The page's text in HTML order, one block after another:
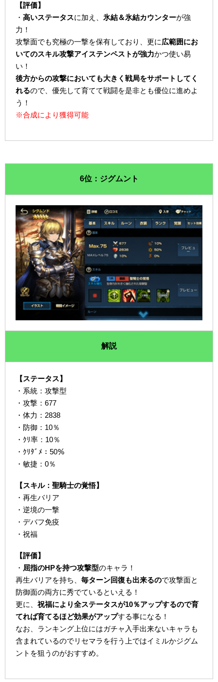
【評価】
・高いステータスに加え、 氷結＆氷結カウンターが強
力！
攻撃面でも究極の一撃を保有しており、更に広範囲にお
いてのスキル攻撃アイステンペストが強力かつ使い易
い！
後方からの攻撃においても大きく戦局をサポートしてく
れるので、優先して育てて戦闘を是非とも優位に進めよ
う！
※合成により獲得可能
6位：ジグムント
解説
【ステータス】
・系統：攻撃型
・攻撃：677
・体力：2838
・防御：10％
・ｸﾘ率：10％
・ｸﾘﾀﾞﾒ：50％
・敏捷：0％
【スキル：聖騎士の覚悟】
・再生バリア
・逆境の一撃
・デバフ免疫
・祝福
【評価】
・ 屈指のHPを持つ攻撃型のキャラ！
再生バリアを持ち、毎ターン回復も出来るので攻撃面と
防御面の両方に秀でているといえる！
更に、祝福により全ステータスが10％アップするので育
てれば育てるほど効果がアップする事になる！
なお、ランキング上位にはガチャ入手出来ないキャラも
含まれているのでリセマラを行う上ではイミルかジグム
ントを狙うのがおすすめ。